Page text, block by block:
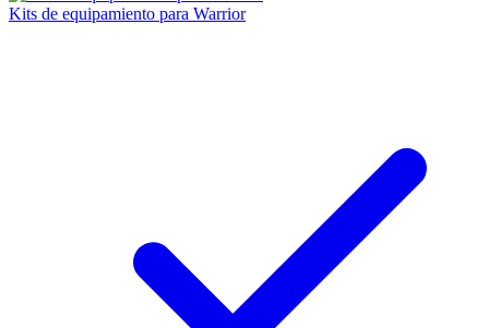
Kits de equipamiento para Warrior